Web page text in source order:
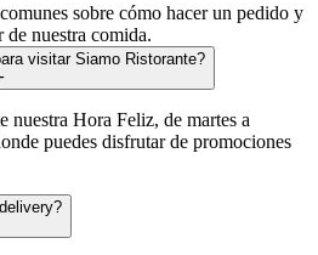
sobre cómo hacer un pedido y
de nuestra comida.
visitar Siamo Ristorante?
nuestra Hora Feliz, de martes a
puedes disfrutar de promociones